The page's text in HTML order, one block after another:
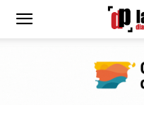
Diario